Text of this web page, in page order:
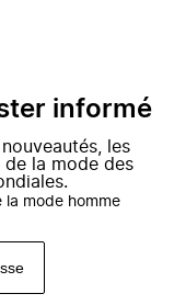
informé
les
la mode des
la mode homme